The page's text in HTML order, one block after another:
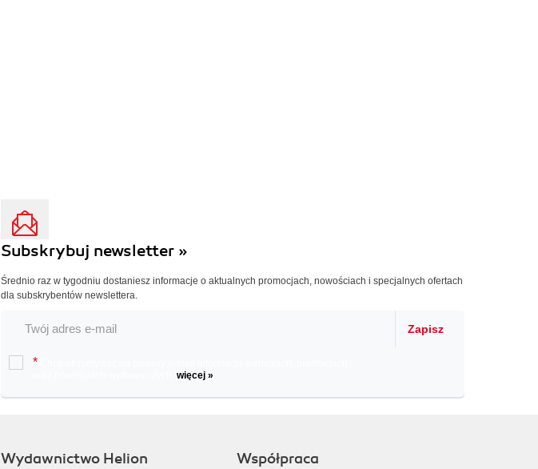
Subskrybuj newsletter »
Średnio raz w tygodniu dostaniesz informacje o aktualnych promocjach, nowościach i specjalnych ofertach
dla subskrybentów newslettera.
Zapisz
*
więcej »
Wydawnictwo Helion Współpraca